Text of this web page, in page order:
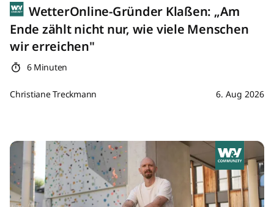
WetterOnline-Gründer Klaßen: „Am
Ende zählt nicht nur, wie viele Menschen
wir erreichen"
6 Minuten
Christiane Treckmann 6. Aug 2026